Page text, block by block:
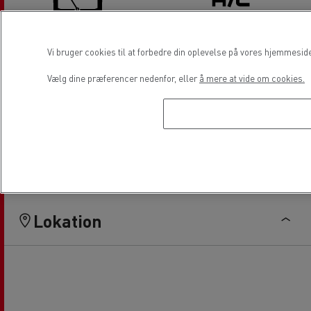
Reparation af rude Aircondition
Lokation
Vi bruger cookies til at forbedre din oplevelse på vores
Vælg dine præferencer nedenfor, eller å mere at vide om cookies.